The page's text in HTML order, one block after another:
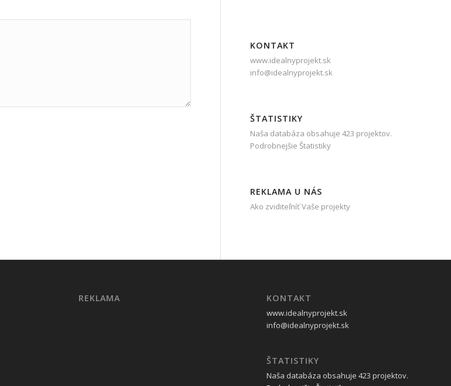
KONTAKT
www.idealnyprojekt.sk
info@idealnyprojekt.sk
ŠTATISTIKY
Naša databáza obsahuje 423 projektov.
Podrobnejšie Štatistiky
REKLAMA U NÁS
Ako zviditeľníť Vaše projekty
REKLAMA KONTAKT
www.idealnyprojekt.sk
info@idealnyprojekt.sk
ŠTATISTIKY
Naša databáza obsahuje 423 projektov.